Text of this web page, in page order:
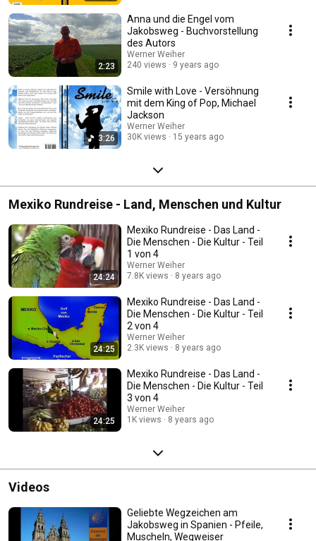
2:23
Anna und die Engel vom
Jakobsweg - Buchvorstellung
des Autors
Werner Weiher
240 views
9 years ago
3:26
Smile with Love - Versöhnung
mit dem King of Pop, Michael
Jackson
Werner Weiher
30K views
15 years ago
Mexiko Rundreise - Land, Menschen und Kultur
24:24
Mexiko Rundreise - Das Land -
Die Menschen - Die Kultur - Teil
1 von 4
Werner Weiher
7.8K views
8 years ago
24:25
Mexiko Rundreise - Das Land -
Die Menschen - Die Kultur - Teil
2 von 4
Werner Weiher
2.3K views
8 years ago
24:25
Mexiko Rundreise - Das Land -
Die Menschen - Die Kultur - Teil
3 von 4
Werner Weiher
1K views
8 years ago
Videos
Geliebte Wegzeichen am
Jakobsweg in Spanien - Pfeile,
Muscheln, Wegweiser